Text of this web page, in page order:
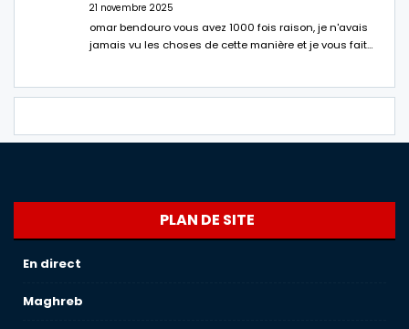
21 novembre 2025
omar bendouro vous avez 1000 fois raison, je n'avais
jamais vu les choses de cette manière et je vous fait…
PLAN DE SITE
En direct
Maghreb